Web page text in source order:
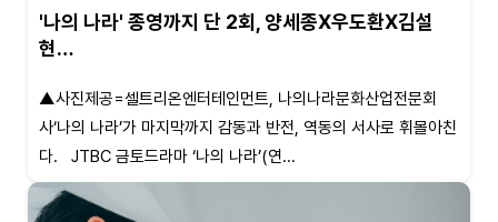
'나의 나라' 종영까지 단 2회, 양세종X우도환X김설
현…
▲사진제공=셀트리온엔터테인먼트, 나의나라문화산업전문회
사‘나의 나라’가 마지막까지 감동과 반전, 역동의 서사로 휘몰아친
다. JTBC 금토드라마 ‘나의 나라’(연...